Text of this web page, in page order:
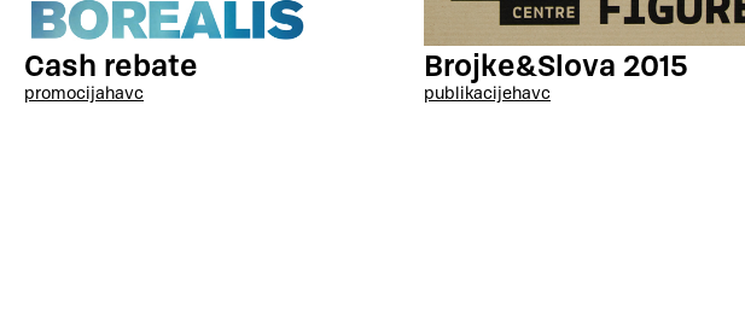
Cash rebate
promocijahavc
Brojke&Slova 2015
publikacijehavc